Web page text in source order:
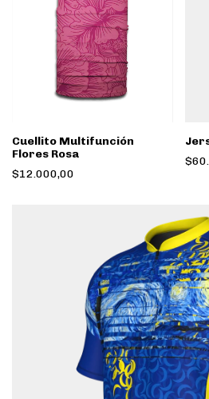
Cuellito Multifunción
Flores Rosa
$12.000,00